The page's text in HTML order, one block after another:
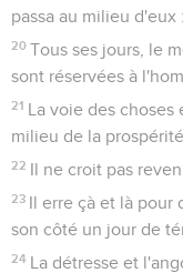
passa au milieu d'eux
20 Tous ses jours, le
sont réservées à
21 La voie des choses
milieu de la
22 Il ne croit pas
23 Il erre çà et là pour
son côté un jour de
24 La détresse et